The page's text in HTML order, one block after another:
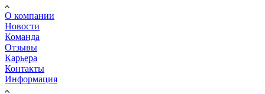
О компании
Новости
Команда
Отзывы
Карьера
Контакты
Информация